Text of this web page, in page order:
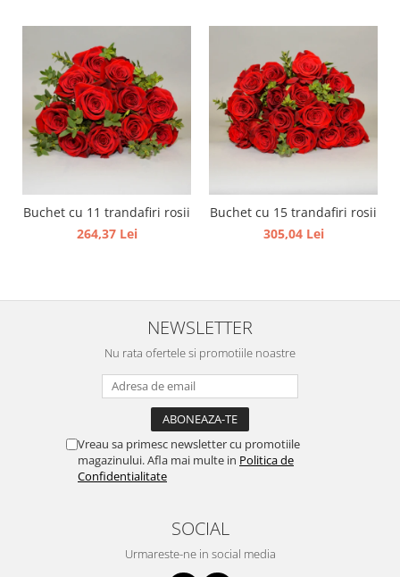
Buchet cu 11 trandafiri rosii
264,37 Lei
Buchet cu 15 trandafiri rosii
305,04 Lei
NEWSLETTER
Nu rata ofertele si promotiile noastre
Vreau sa primesc newsletter cu promotiile
magazinului. Afla mai multe in Politica de
Confidentialitate
SOCIAL
Urmareste-ne in social media